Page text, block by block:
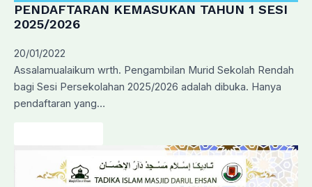
PENDAFTARAN KEMASUKAN TAHUN 1 SESI
2025/2026
20/01/2022
Assalamualaikum wrth. Pengambilan Murid Sekolah Rendah
bagi Sesi Persekolahan 2025/2026 adalah dibuka. Hanya
pendaftaran yang…